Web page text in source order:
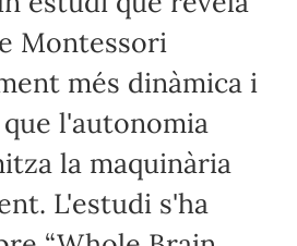
Montessori
més dinàmica i
l'autonomia
la maquinària
L'estudi s'ha